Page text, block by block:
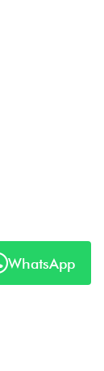
WhatsApp